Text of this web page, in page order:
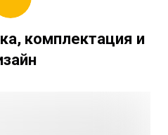
комплектация и